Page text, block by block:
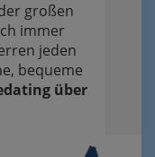
großen
immer
jeden
bequeme
über